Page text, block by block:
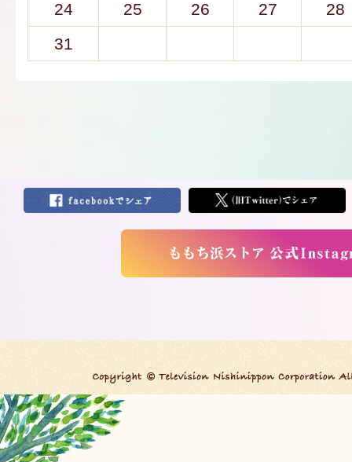
24
25 26 27
28
31